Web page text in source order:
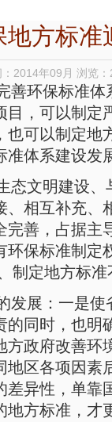
地方标准
：2014年09月 浏览
环保标准
，可以制定
可以制定
体系建设发
文明建设
相互补充
善，占据
保标准制
定地方标准
展：一是
同时，也
政府改善
区各项因素
异性，单靠
方标准，